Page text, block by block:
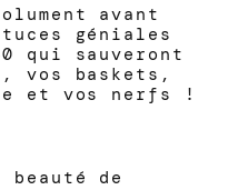
avant
géniales
qui sauveront
vos baskets,
et vos nerfs !
de